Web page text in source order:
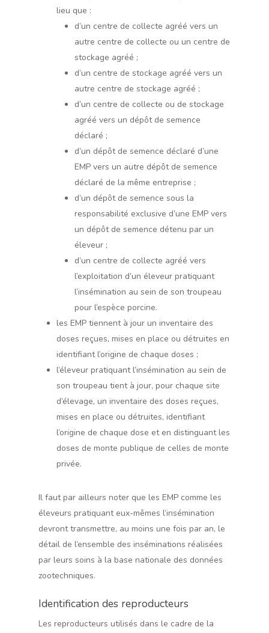
lieu que :
d’un centre de collecte agréé vers un
autre centre de collecte ou un centre de
stockage agréé ;
d’un centre de stockage agréé vers un
autre centre de stockage agréé ;
d’un centre de collecte ou de stockage
agréé vers un dépôt de semence
déclaré ;
d’un dépôt de semence déclaré d’une
EMP vers un autre dépôt de semence
déclaré de la même entreprise ;
d’un dépôt de semence sous la
responsabilité exclusive d’une EMP vers
un dépôt de semence détenu par un
éleveur ;
d’un centre de collecte agréé vers
l’exploitation d’un éleveur pratiquant
l’insémination au sein de son troupeau
pour l’espèce porcine.
les EMP tiennent à jour un inventaire des
doses reçues, mises en place ou détruites en
identifiant l’origine de chaque doses ;
l’éleveur pratiquant l’insémination au sein de
son troupeau tient à jour, pour chaque site
d’élevage, un inventaire des doses reçues,
mises en place ou détruites, identifiant
l’origine de chaque dose et en distinguant les
doses de monte publique de celles de monte
privée.
Il faut par ailleurs noter que les EMP comme les
éleveurs pratiquant eux-mêmes l’insémination
devront transmettre, au moins une fois par an, le
détail de l’ensemble des inséminations réalisées
par leurs soins à la base nationale des données
zootechniques.
Identification des reproducteurs
Les reproducteurs utilisés dans le cadre de la